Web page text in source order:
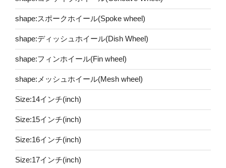
shape:スポークホイール(Spoke wheel)
shape:ディッシュホイール(Dish Wheel)
shape:フィンホイール(Fin wheel)
shape:メッシュホイール(Mesh wheel)
Size:14インチ(inch)
Size:15インチ(inch)
Size:16インチ(inch)
Size:17インチ(inch)